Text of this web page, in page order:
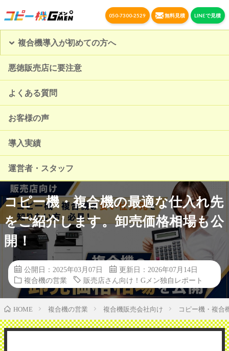
050-7300-2529 無料見積 LINEで見積
複合機導入が初めての方へ
悪徳販売店に要注意
よくある質問
お客様の声
導入実績
運営者・スタッフ
コピー機・複合機の最適な仕入れ先
をご紹介します。卸売価格相場も公
開！
公開日：2025年03月07日
更新日：2026年07月14日
複合機の営業
販売店さん向け！Gメン独自レポート
HOME 複合機の営業 複合機販売会社向け コピー機・複合